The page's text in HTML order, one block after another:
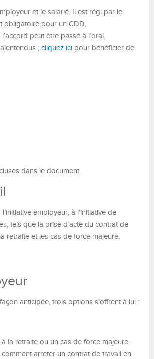
et le salarié. Il est régi par le
obligatoire pour un CDD,
l’accord peut être passé à l’oral.
; cliquez ici pour bénéficier de
dans le document.
employeur, à l’initiative de
tels que la prise d’acte du contrat de
retraite et les cas de force majeure.
anticipée, trois options s’offrent à lui :
la retraite ou un cas de force majeure.
arreter un contrat de travail en